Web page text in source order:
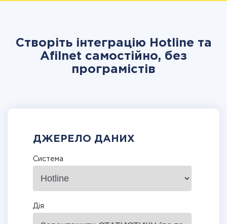
Створіть інтеграцію Hotline та
Afilnet самостійно, без
програмістів
ДЖЕРЕЛО ДАНИХ
Система
Дія